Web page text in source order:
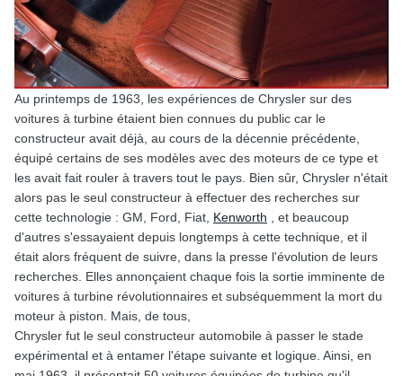
Au printemps de 1963, les expériences de Chrysler sur des
voitures à turbine étaient bien connues du public car le
constructeur avait déjà, au cours de la décennie précédente,
équipé certains de ses modèles avec des moteurs de ce type et
les avait fait rouler à travers tout le pays. Bien sûr, Chrysler n'était
alors pas le seul constructeur à effectuer des recherches sur
cette technologie : GM, Ford, Fiat, Kenworth , et beaucoup
d'autres s'essayaient depuis longtemps à cette technique, et il
était alors fréquent de suivre, dans la presse l'évolution de leurs
recherches. Elles annonçaient chaque fois la sortie imminente de
voitures à turbine révolutionnaires et subséquemment la mort du
moteur à piston. Mais, de tous,
Chrysler fut le seul constructeur automobile à passer le stade
expérimental et à entamer l'étape suivante et logique. Ainsi, en